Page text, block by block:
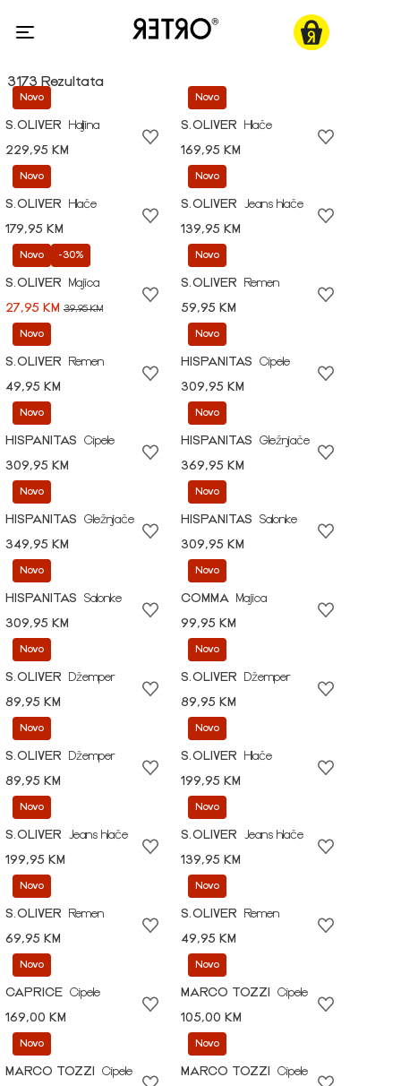
3173 Rezultata
Novo
S.OLIVER
Haljina
229,95 KM
Novo
S.OLIVER
Hlače
169,95 KM
Novo
S.OLIVER
Hlače
179,95 KM
Novo
S.OLIVER
Jeans hlače
139,95 KM
Novo -30%
S.OLIVER
Majica
27,95 KM 39,95 KM
Novo
S.OLIVER
Remen
59,95 KM
Novo
S.OLIVER
Remen
49,95 KM
Novo
HISPANITAS
Cipele
309,95 KM
Novo
HISPANITAS
Cipele
309,95 KM
Novo
HISPANITAS
Gležnjače
369,95 KM
Novo
HISPANITAS
Gležnjače
349,95 KM
Novo
HISPANITAS
Salonke
309,95 KM
Novo
HISPANITAS
Salonke
309,95 KM
Novo
COMMA
Majica
99,95 KM
Novo
S.OLIVER
Džemper
89,95 KM
Novo
S.OLIVER
Džemper
89,95 KM
Novo
S.OLIVER
Džemper
89,95 KM
Novo
S.OLIVER
Hlače
199,95 KM
Novo
S.OLIVER
Jeans hlače
199,95 KM
Novo
S.OLIVER
Jeans hlače
139,95 KM
Novo
S.OLIVER
Remen
69,95 KM
Novo
S.OLIVER
Remen
49,95 KM
Novo
CAPRICE Cipele
169,00 KM
Novo
MARCO TOZZI
Cipele
105,00 KM
Novo
MARCO TOZZI
Cipele
Novo
MARCO TOZZI
Cipele